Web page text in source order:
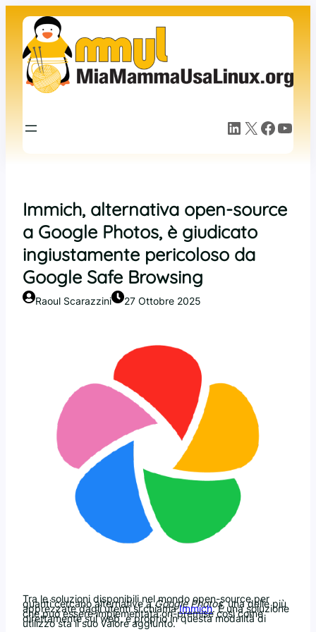
contenuto
LinkedIn X Facebook YouTube
Immich, alternativa open-source
a Google Photos, è giudicato
ingiustamente pericoloso da
Google Safe Browsing
Raoul Scarazzini 27 Ottobre 2025
Tra le soluzioni disponibili nel mondo open-source per
quanti cercano alternative aGoogle Photos, una delle più
apprezzate dagli utenti si chiamaImmich. È una soluzione
che può essere implementata on-premise così come
direttamente sul web, e proprio in questa modalità di
utilizzo sta il suo valore aggiunto.